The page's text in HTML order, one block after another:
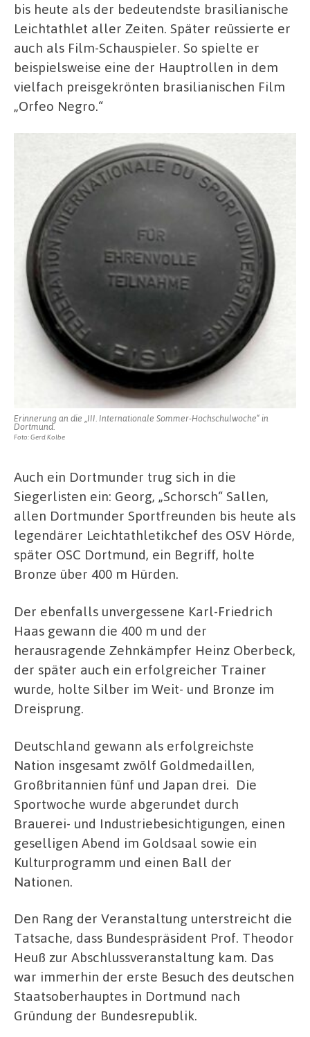
bis heute als der bedeutendste brasilianische
Leichtathlet aller Zeiten. Später reüssierte er
auch als Film-Schauspieler. So spielte er
beispielsweise eine der Hauptrollen in dem
vielfach preisgekrönten brasilianischen Film
„Orfeo Negro.“
Erinnerung an die „III. Internationale Sommer-Hochschulwoche“ in
Dortmund.
Foto: Gerd Kolbe
Auch ein Dortmunder trug sich in die
Siegerlisten ein: Georg, „Schorsch“ Sallen,
allen Dortmunder Sportfreunden bis heute als
legendärer Leichtathletikchef des OSV Hörde,
später OSC Dortmund, ein Begriff, holte
Bronze über 400 m Hürden.
Der ebenfalls unvergessene Karl-Friedrich
Haas gewann die 400 m und der
herausragende Zehnkämpfer Heinz Oberbeck,
der später auch ein erfolgreicher Trainer
wurde, holte Silber im Weit- und Bronze im
Dreisprung.
Deutschland gewann als erfolgreichste
Nation insgesamt zwölf Goldmedaillen,
Großbritannien fünf und Japan drei. Die
Sportwoche wurde abgerundet durch
Brauerei- und Industriebesichtigungen, einen
geselligen Abend im Goldsaal sowie ein
Kulturprogramm und einen Ball der
Nationen.
Den Rang der Veranstaltung unterstreicht die
Tatsache, dass Bundespräsident Prof. Theodor
Heuß zur Abschlussveranstaltung kam. Das
war immerhin der erste Besuch des deutschen
Staatsoberhauptes in Dortmund nach
Gründung der Bundesrepublik.